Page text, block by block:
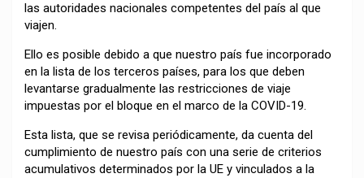
las autoridades nacionales competentes del país al que
viajen.
Ello es posible debido a que nuestro país fue incorporado
en la lista de los terceros países, para los que deben
levantarse gradualmente las restricciones de viaje
impuestas por el bloque en el marco de la COVID-19.
Esta lista, que se revisa periódicamente, da cuenta del
cumplimiento de nuestro país con una serie de criterios
acumulativos determinados por la UE y vinculados a la